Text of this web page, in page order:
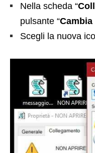
Nella scheda “
pulsante “
Scegli la nuova